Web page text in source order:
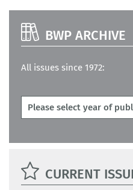
BWP ARCHIVE
All issues since 1972:
CURRENT